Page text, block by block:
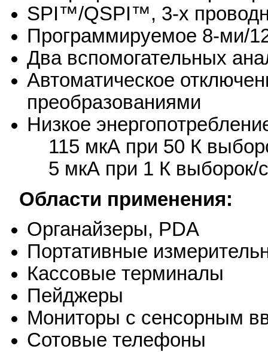
SPI™/QSPI™, 3-х
Программируемое 8-ми/
Два вспомогательных
Автоматическое
преобразованиями
Низкое
115 мкА при 50 К
5 мкА при 1 К
Области применения:
Органайзеры, PDA
Портативные
Кассовые терминалы
Пейджеры
Мониторы с сенсорным
Сотовые телефоны